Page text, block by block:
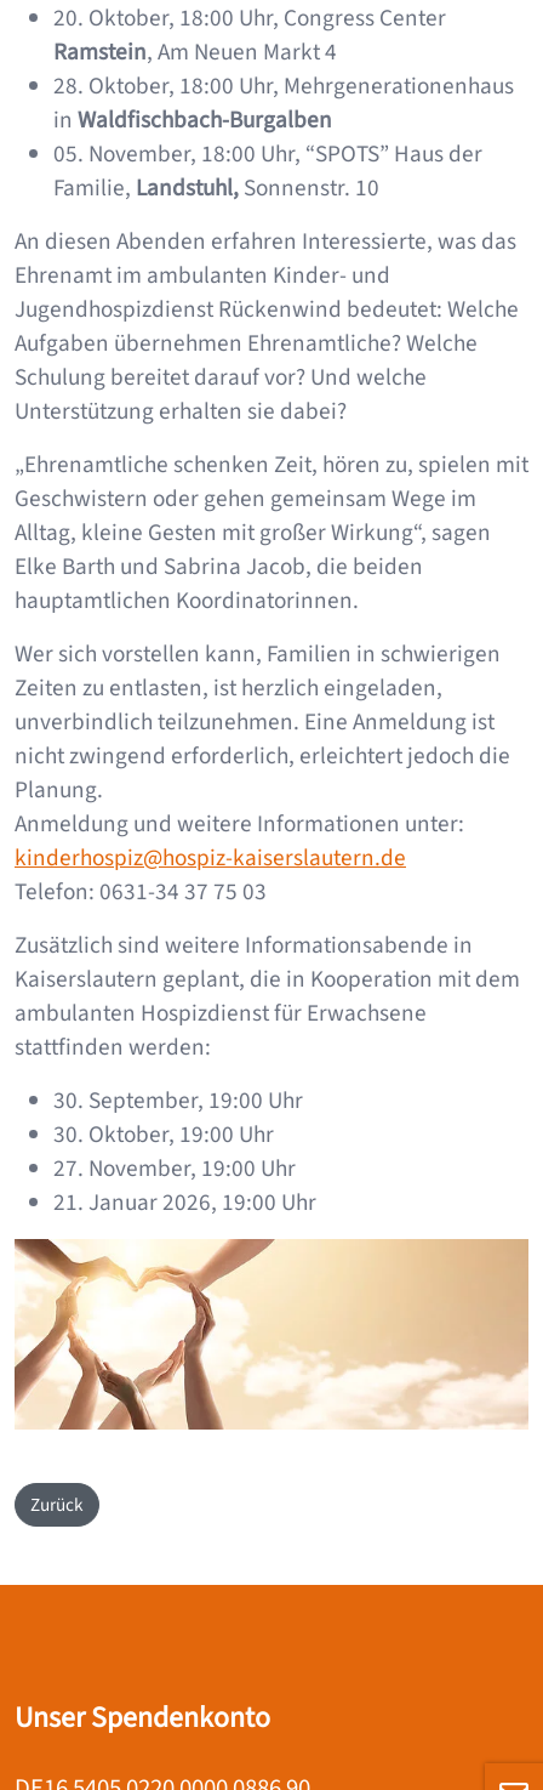
20. Oktober, 18:00 Uhr, Congress Center
Ramstein, Am Neuen Markt 4
28. Oktober, 18:00 Uhr, Mehrgenerationenhaus
in Waldfischbach-Burgalben
05. November, 18:00 Uhr, “SPOTS” Haus der
Familie, Landstuhl,Sonnenstr. 10
An diesen Abenden erfahren Interessierte, was das
Ehrenamt im ambulanten Kinder- und
Jugendhospizdienst Rückenwind bedeutet: Welche
Aufgaben übernehmen Ehrenamtliche? Welche
Schulung bereitet darauf vor? Und welche
Unterstützung erhalten sie dabei?
„Ehrenamtliche schenken Zeit, hören zu, spielen mit
Geschwistern oder gehen gemeinsam Wege im
Alltag, kleine Gesten mit großer Wirkung“, sagen
Elke Barth und Sabrina Jacob, die beiden
hauptamtlichen Koordinatorinnen.
Wer sich vorstellen kann, Familien in schwierigen
Zeiten zu entlasten, ist herzlich eingeladen,
unverbindlich teilzunehmen. Eine Anmeldung ist
nicht zwingend erforderlich, erleichtert jedoch die
Planung.
Anmeldung und weitere Informationen unter:
kinderhospiz@hospiz-kaiserslautern.de
Telefon: 0631-34 37 75 03
Zusätzlich sind weitere Informationsabende in
Kaiserslautern geplant, die in Kooperation mit dem
ambulanten Hospizdienst für Erwachsene
stattfinden werden:
30. September, 19:00 Uhr
30. Oktober, 19:00 Uhr
27. November, 19:00 Uhr
21. Januar 2026, 19:00 Uhr
Zurück
Unser Spendenkonto